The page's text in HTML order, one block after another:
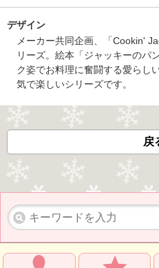
デザイン
メーカー共同企画、「Cookin'
リーズ。絵本「ジャッキーのパ
ク姿でお料理に奮闘する愛らし
気で楽しいシリーズです。
戻